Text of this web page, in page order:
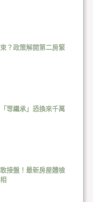
？政策解開第二房緊
等繼承」恐換來千萬
接盤！最新房屋體檢